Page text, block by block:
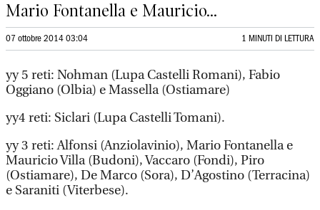
Mario Fontanella e Mauricio...
07 ottobre 2014 03:04 1 MINUTI DI LETTURA
yy 5 reti: Nohman (Lupa Castelli Romani), Fabio
Oggiano (Olbia) e Massella (Ostiamare)
yy4 reti: Siclari (Lupa Castelli Tomani).
yy 3 reti: Alfonsi (Anziolavinio), Mario Fontanella e
Mauricio Villa (Budoni), Vaccaro (Fondi), Piro
(Ostiamare), De Marco (Sora), D’Agostino (Terracina)
e Saraniti (Viterbese).